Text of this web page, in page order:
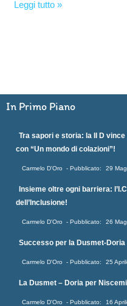
Leggi tutto »
In Primo Piano
Tra sapori e storia: la II D
con “Un mondo di colazioni”!
Carmelo D'Oro 29
Insieme oltre ogni barriera:
dell’Inclusione!
Carmelo D'Oro 26
Successo per la Dusmet-Doria
Carmelo D'Oro 25
La Dusmet – Doria per
Carmelo D'Oro 16